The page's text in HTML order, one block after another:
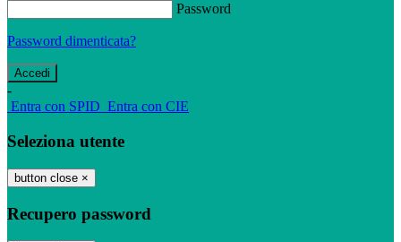
Password
Password dimenticata?
-
Entra con SPID Entra con CIE
Seleziona utente
button close ×
Recupero password